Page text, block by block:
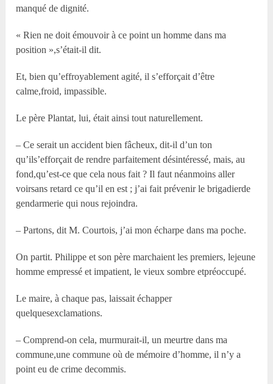
manqué de dignité.
« Rien ne doit émouvoir à ce point un homme dans ma
position »,s’était-il dit.
Et, bien qu’effroyablement agité, il s’efforçait d’être
calme,froid, impassible.
Le père Plantat, lui, était ainsi tout naturellement.
– Ce serait un accident bien fâcheux, dit-il d’un ton
qu’ils’efforçait de rendre parfaitement désintéressé, mais, au
fond,qu’est-ce que cela nous fait ? Il faut néanmoins aller
voirsans retard ce qu’il en est ; j’ai fait prévenir le brigadierde
gendarmerie qui nous rejoindra.
– Partons, dit M. Courtois, j’ai mon écharpe dans ma poche.
On partit. Philippe et son père marchaient les premiers, lejeune
homme empressé et impatient, le vieux sombre etpréoccupé.
Le maire, à chaque pas, laissait échapper
quelquesexclamations.
– Comprend-on cela, murmurait-il, un meurtre dans ma
commune,une commune où de mémoire d’homme, il n’y a
point eu de crime decommis.